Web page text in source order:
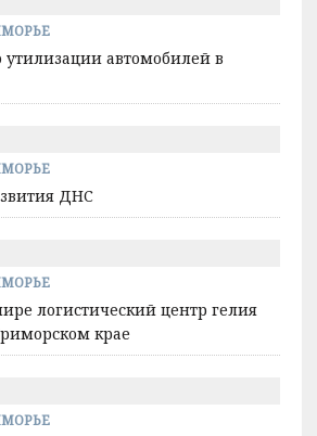
автомобилей в
ДНС
логистический центр гелия
крае